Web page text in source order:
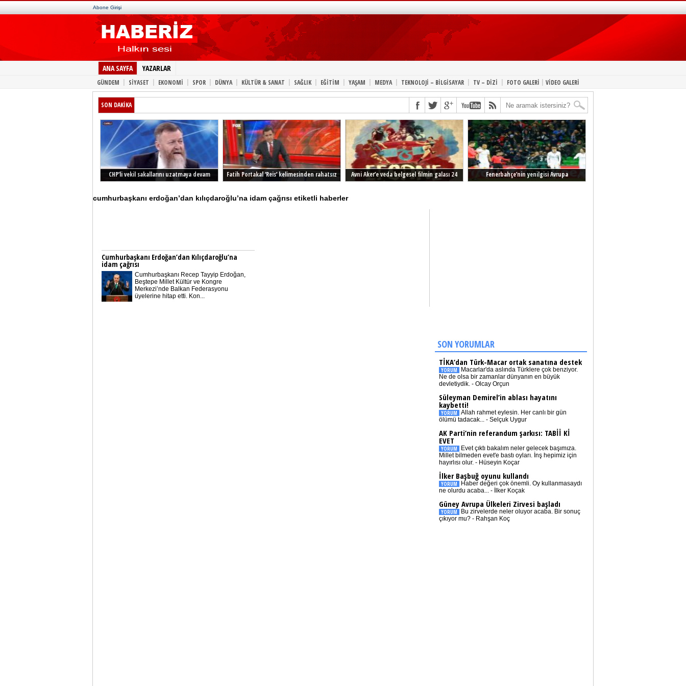
Abone Girişi
ANA SAYFA YAZARLAR
GÜNDEM | SİYASET | EKONOMİ | SPOR | DÜNYA | KÜLTÜR & SANAT | SAĞLIK | EĞİTİM | YAŞAM | MEDYA | TEKNOLOJİ – BİLGİSAYAR | TV – DİZİ | FOTO GALERİ | VİDEO GALERİ
SON DAKİKA
CHP’li vekil sakallarını uzatmaya devam
Fatih Portakal ‘Reis’ kelimesinden rahatsız
Avni Aker’e veda belgesel filmin galası 24
Fenerbahçe’nin yenilgisi Avrupa
cumhurbaşkanı erdoğan’dan kılıçdaroğlu’na idam çağrısı etiketli haberler
Cumhurbaşkanı Erdoğan’dan Kılıçdaroğlu’na
idam çağrısı
Cumhurbaşkanı Recep Tayyip Erdoğan,
Beştepe Millet Kültür ve Kongre
Merkezi’nde Balkan Federasyonu
üyelerine hitap etti. Kon...
SON YORUMLAR
TİKA’dan Türk-Macar ortak sanatına destek
YORUM
Macarlar'da aslında Türklere çok benziyor.
Ne de olsa bir zamanlar dünyanın en büyük
devletiydik. - Olcay Orçun
Süleyman Demirel’in ablası hayatını
kaybetti!
YORUM Allah rahmet eylesin. Her canlı bir gün
ölümü tadacak... - Selçuk Uygur
AK Parti’nin referandum şarkısı: TABİİ Kİ
EVET
YORUM
Evet çıktı bakalım neler gelecek başımıza.
Millet bilmeden evet'e bastı oyları. İnş hepimiz için
hayırlısı olur. - Hüseyin Koçar
İlker Başbuğ oyunu kullandı
YORUM
Haber değeri çok önemli. Oy kullanmasaydı
ne olurdu acaba... - İlker Koçak
Güney Avrupa Ülkeleri Zirvesi başladı
YORUM
Bu zirvelerde neler oluyor acaba. Bir sonuç
çıkıyor mu? - Rahşan Koç